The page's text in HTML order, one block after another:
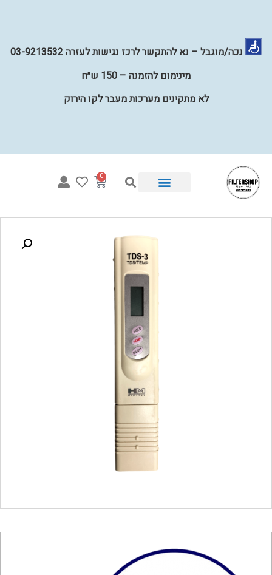
נכה/מוגבל – נא להתקשר לרכז נגישות לעזרה 03-9213532
מינימום להזמנה – 150 ש״ח
לא מתקינים מערכות מעבר לקו הירוק
0